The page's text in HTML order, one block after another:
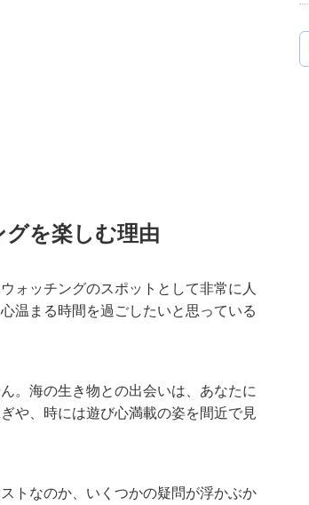
を楽しむ理由
ォッチングのスポットとして非常に人
温まる時間を過ごしたいと思っている
。海の生き物との出会いは、あなたに
や、時には遊び心満載の姿を間近で見
トなのか、いくつかの疑問が浮かぶか